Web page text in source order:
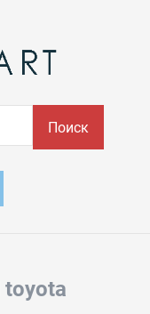
Поиск
toyota